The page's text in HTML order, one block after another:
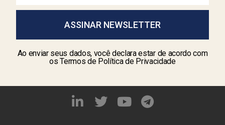
ASSINAR NEWSLETTER
Ao enviar seus dados, você declara estar de acordo com
os Termos de Política de Privacidade